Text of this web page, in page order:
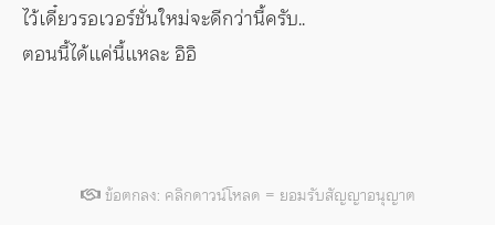
ไว้เดี๋ยวรอเวอร์ชั่นใหม่จะดีกว่านี้ครับ..
ตอนนี้ได้แค่นี้แหละ อิอิ
ข้อตกลง: คลิกดาวน์โหลด = ยอมรับสัญญาอนุญาต